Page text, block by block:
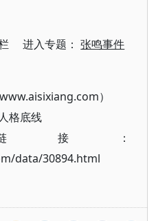
进入专题：张鸣事件
）
人格底线
接：
data/30894.html